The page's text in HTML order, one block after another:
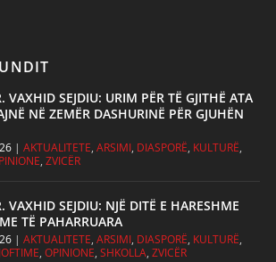
VAXHID SEJDIU: URIM PËR TË GJITHË ATA
NË ZEMËR DASHURINË PËR GJUHËN
| AKTUALITETE, ARSIMI, DIASPORË, KULTURË,
, ZVICËR
VAXHID SEJDIU: NJË DITË E HARESHME
TË PAHARRUARA
| AKTUALITETE, ARSIMI, DIASPORË, KULTURË,
, OPINIONE, SHKOLLA, ZVICËR